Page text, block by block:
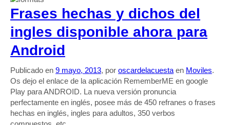
Frases hechas y dichos del
ingles disponible ahora para
Android
Publicado en 9 mayo, 2013, por oscardelacuesta en Moviles.
Os dejo el enlace de la aplicación RememberME en google
Play para ANDROID. La nueva versión pronuncia
perfectamente en inglés, posee más de 450 refranes o frases
hechas en inglés, ingles para adultos, 350 verbos